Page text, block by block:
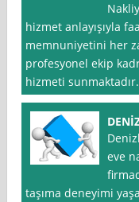
hizmet anlayışıyla
memnuniyetini her
profesyonel ekip
hizmeti
eve
taşıma deneyimi